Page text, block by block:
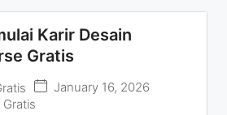
Karir Desain
Gratis
January 16, 2026